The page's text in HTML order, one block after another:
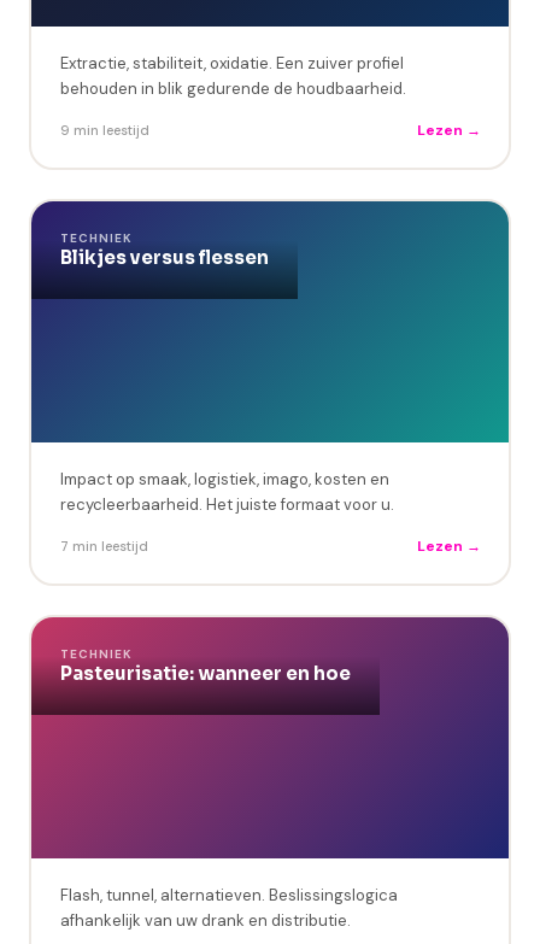
Extractie, stabiliteit, oxidatie. Een zuiver profiel
behouden in blik gedurende de houdbaarheid.
9 min leestijd Lezen →
TECHNIEK
Blikjes versus flessen
Impact op smaak, logistiek, imago, kosten en
recycleerbaarheid. Het juiste formaat voor u.
7 min leestijd Lezen →
TECHNIEK
Pasteurisatie: wanneer en hoe
Flash, tunnel, alternatieven. Beslissingslogica
afhankelijk van uw drank en distributie.